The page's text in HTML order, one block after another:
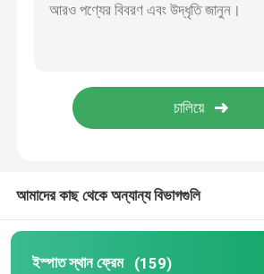
গুদাম ছাদ গঠন
আমাদের কাছ থেকে অন্যান্য বিভাগগুলি
ইস্পাত স্থান ফ্রেম (159)